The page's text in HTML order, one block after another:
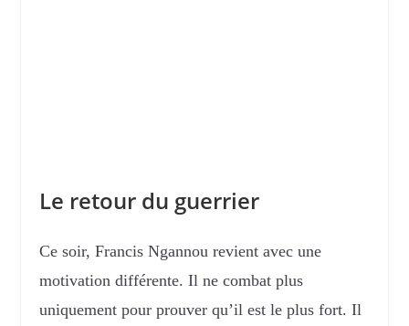
Le retour du guerrier
Ce soir, Francis Ngannou revient avec une
motivation différente. Il ne combat plus
uniquement pour prouver qu’il est le plus fort. Il